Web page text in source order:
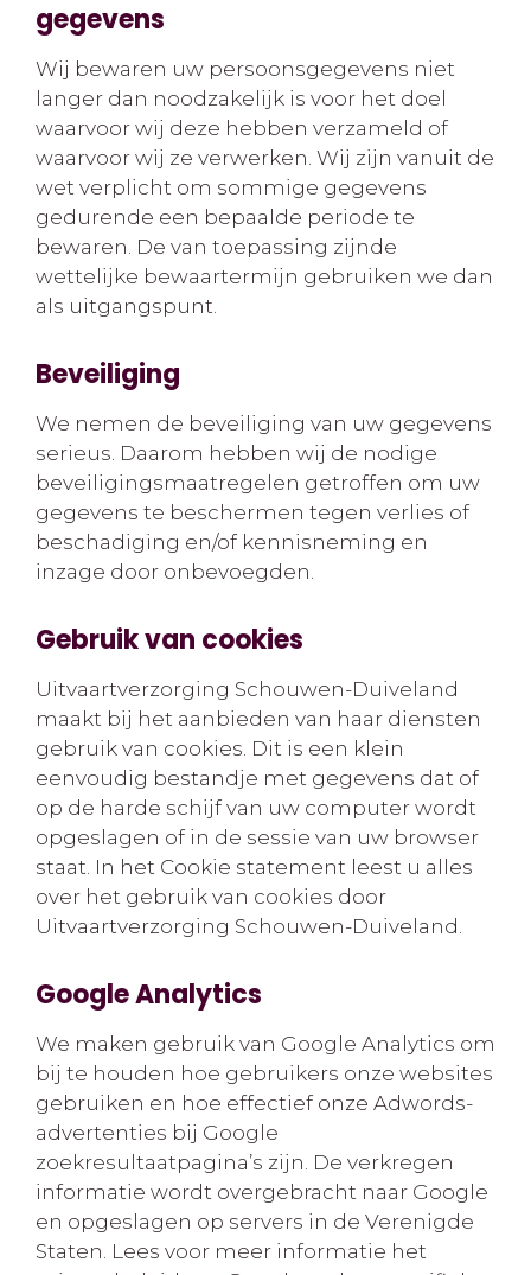
gegevens
Wij bewaren uw persoonsgegevens niet
langer dan noodzakelijk is voor het doel
waarvoor wij deze hebben verzameld of
waarvoor wij ze verwerken. Wij zijn vanuit de
wet verplicht om sommige gegevens
gedurende een bepaalde periode te
bewaren. De van toepassing zijnde
wettelijke bewaartermijn gebruiken we dan
als uitgangspunt.
Beveiliging
We nemen de beveiliging van uw gegevens
serieus. Daarom hebben wij de nodige
beveiligingsmaatregelen getroffen om uw
gegevens te beschermen tegen verlies of
beschadiging en/of kennisneming en
inzage door onbevoegden.
Gebruik van cookies
Uitvaartverzorging Schouwen-Duiveland
maakt bij het aanbieden van haar diensten
gebruik van cookies. Dit is een klein
eenvoudig bestandje met gegevens dat of
op de harde schijf van uw computer wordt
opgeslagen of in de sessie van uw browser
staat. In het Cookie statement leest u alles
over het gebruik van cookies door
Uitvaartverzorging Schouwen-Duiveland.
Google Analytics
We maken gebruik van Google Analytics om
bij te houden hoe gebruikers onze websites
gebruiken en hoe effectief onze Adwords-
advertenties bij Google
zoekresultaatpagina’s zijn. De verkregen
informatie wordt overgebracht naar Google
en opgeslagen op servers in de Verenigde
Staten. Lees voor meer informatie het